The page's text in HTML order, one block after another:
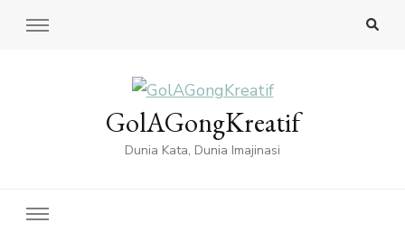
GolAGongKreatif
Dunia Kata, Dunia Imajinasi